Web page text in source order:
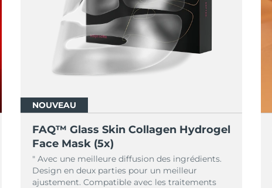
NOUVEAU
FAQ™ Glass Skin Collagen Hydrogel
Face Mask (5x)
" Avec une meilleure diffusion des ingrédients.
Design en deux parties pour un meilleur
ajustement. Compatible avec les traitements